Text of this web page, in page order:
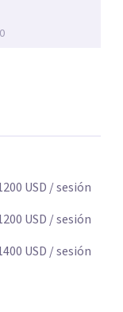
USD / sesión
USD / sesión
USD / sesión